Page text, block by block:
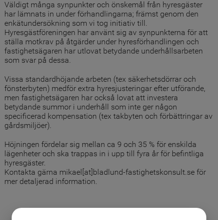
Väldigt många synpunkter och önskemål från hyresgäster
har lämnats in under förhandlingarna; främst genom den
enkätundersökning som vi tog initiativ till.
Hyresgästföreningen har använt sig av synpunkterna för att
ställa motkrav på åtgärder under hyresförhandlingen och
fastighetsägaren har utlovat betydande underhållsarbeten
som svar på dessa.
Vissa standardhöjande arbeten (tex säkerhetsdörrar och
fönsterbyten) medför extra hyresjusteringar efter utförande,
men fastighetsägaren har också lovat att investera
betydande summor i underhåll som inte ger någon
specificerad kompensation (tex takbyten och förbättringar av
gårdsmiljöer).
Höjningen fördelar sig mellan ca 9 och 35 % för enskilda
lägenheter och ska trappas in i upp till fyra år för befintliga
hyresgäster.
Kontakta gärna mikael[at]bladlund-fastighetskonsult.se för
mer detaljerad information.